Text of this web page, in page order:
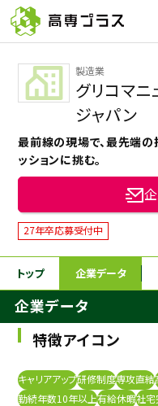
企業をさがす
進学先をさがす
インターンシップ
高専OBOGをさが
高専プラスセミ
高専生コミュニティ
めもらす
本科5年生・専攻科2
製造業
グリコマニ
ジャパン
最前線の現場で、最先端
ッションに挑む。
27年卒応募受付中
トップ 企業データ
企業データ
特徴アイコン
キャリアアップ研修制度専攻直結
勤続年数10年以上有給休暇社